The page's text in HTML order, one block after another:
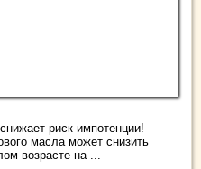
риск импотенции!
масла может снизить
возрасте на ...